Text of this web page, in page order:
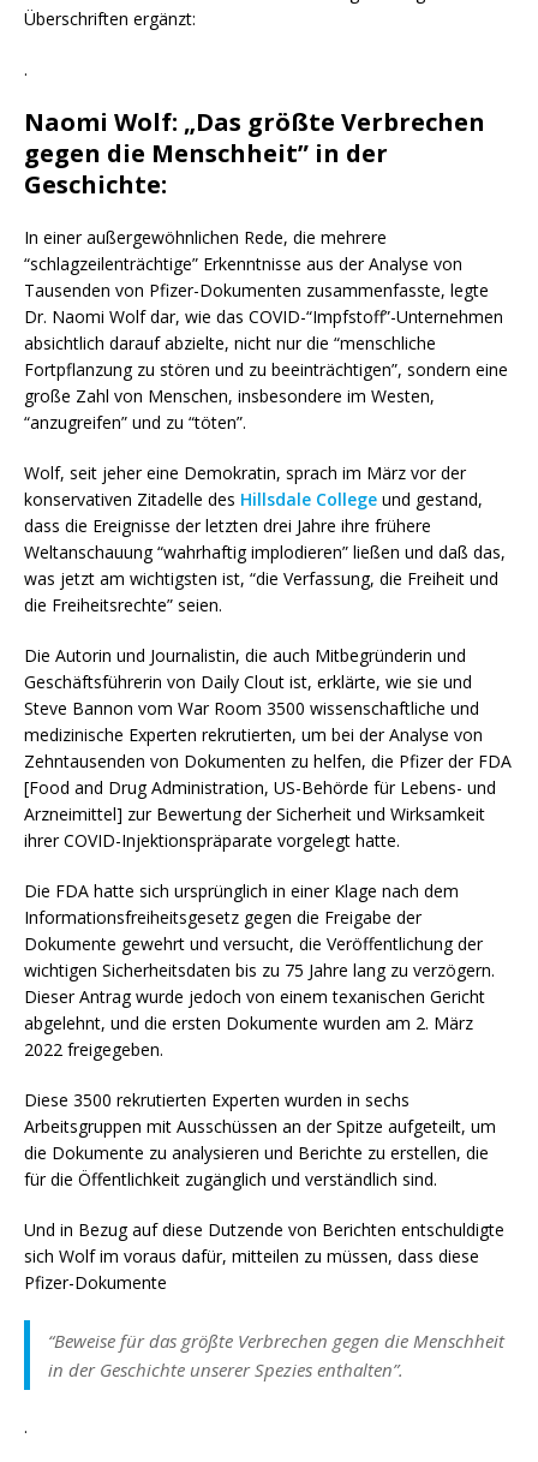
Überschriften ergänzt:
.
Naomi Wolf: „Das größte Verbrechen
gegen die Menschheit” in der
Geschichte:
In einer außergewöhnlichen Rede, die mehrere
“schlagzeilenträchtige” Erkenntnisse aus der Analyse von
Tausenden von Pfizer-Dokumenten zusammenfasste, legte
Dr. Naomi Wolf dar, wie das COVID-“Impfstoff”-Unternehmen
absichtlich darauf abzielte, nicht nur die “menschliche
Fortpflanzung zu stören und zu beeinträchtigen”, sondern eine
große Zahl von Menschen, insbesondere im Westen,
“anzugreifen” und zu “töten”.
Wolf, seit jeher eine Demokratin, sprach im März vor der
konservativen Zitadelle des Hillsdale College und gestand,
dass die Ereignisse der letzten drei Jahre ihre frühere
Weltanschauung “wahrhaftig implodieren” ließen und daß das,
was jetzt am wichtigsten ist, “die Verfassung, die Freiheit und
die Freiheitsrechte” seien.
Die Autorin und Journalistin, die auch Mitbegründerin und
Geschäftsführerin von Daily Clout ist, erklärte, wie sie und
Steve Bannon vom War Room 3500 wissenschaftliche und
medizinische Experten rekrutierten, um bei der Analyse von
Zehntausenden von Dokumenten zu helfen, die Pfizer der FDA
[Food and Drug Administration, US-Behörde für Lebens- und
Arzneimittel] zur Bewertung der Sicherheit und Wirksamkeit
ihrer COVID-Injektionspräparate vorgelegt hatte.
Die FDA hatte sich ursprünglich in einer Klage nach dem
Informationsfreiheitsgesetz gegen die Freigabe der
Dokumente gewehrt und versucht, die Veröffentlichung der
wichtigen Sicherheitsdaten bis zu 75 Jahre lang zu verzögern.
Dieser Antrag wurde jedoch von einem texanischen Gericht
abgelehnt, und die ersten Dokumente wurden am 2. März
2022 freigegeben.
Diese 3500 rekrutierten Experten wurden in sechs
Arbeitsgruppen mit Ausschüssen an der Spitze aufgeteilt, um
die Dokumente zu analysieren und Berichte zu erstellen, die
für die Öffentlichkeit zugänglich und verständlich sind.
Und in Bezug auf diese Dutzende von Berichten entschuldigte
sich Wolf im voraus dafür, mitteilen zu müssen, dass diese
Pfizer-Dokumente
“Beweise für das größte Verbrechen gegen die Menschheit
in der Geschichte unserer Spezies enthalten”.
.